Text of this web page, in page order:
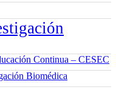
Continua – CESEC
Biomédica